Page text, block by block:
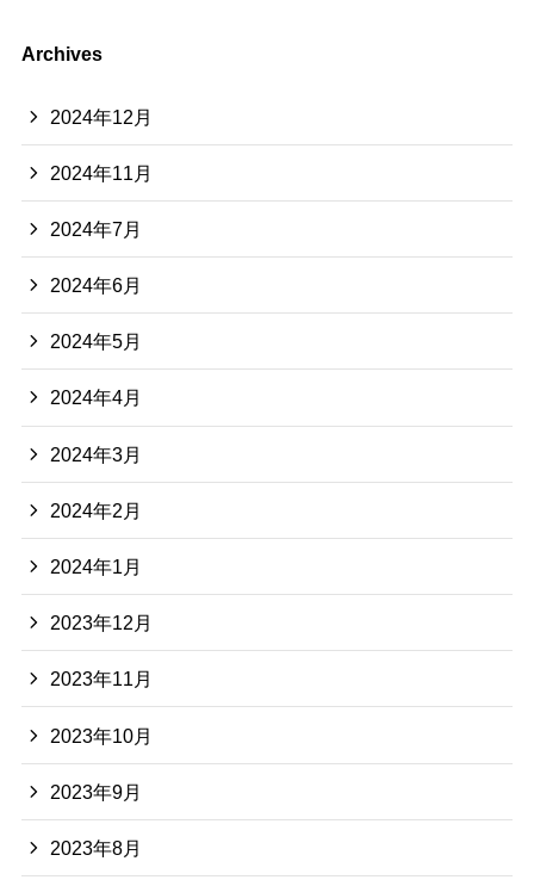
Archives
2024年12月
2024年11月
2024年7月
2024年6月
2024年5月
2024年4月
2024年3月
2024年2月
2024年1月
2023年12月
2023年11月
2023年10月
2023年9月
2023年8月